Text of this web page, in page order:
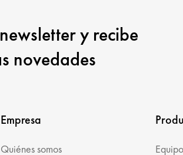
y recibe
novedades
Empresa
Quiénes somos